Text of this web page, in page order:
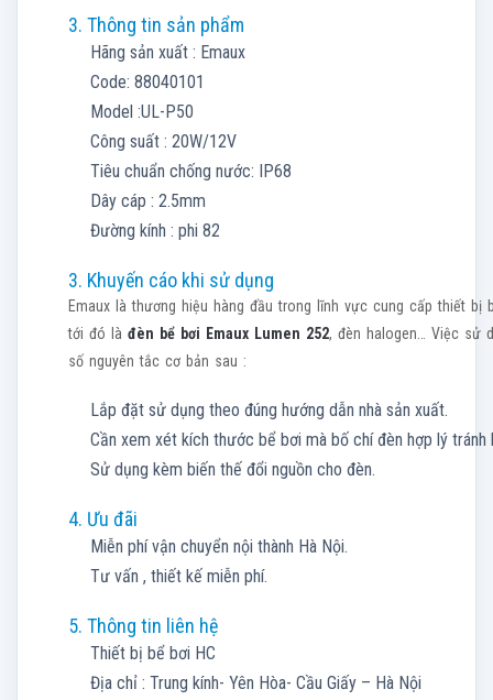
3. Thông tin sản phẩm
Hãng sản xuất : Emaux
Code: 88040101
Model :UL-P50
Công suất : 20W/12V
Tiêu chuẩn chống nước: IP68
Dây cáp : 2.5mm
Đường kính : phi 82
3. Khuyến cáo khi sử dụng
Emaux là thương hiệu hàng đầu trong lĩnh vực cung cấp thiết bị
tới đó là đèn bể bơi Emaux Lumen 252, đèn halogen… Việc sử
số nguyên tắc cơ bản sau :
Lắp đặt sử dụng theo đúng hướng dẫn nhà sản xuất.
Cần xem xét kích thước bể bơi mà bố chí đèn hợp lý tránh
Sử dụng kèm biến thế đổi nguồn cho đèn.
4. Ưu đãi
Miễn phí vận chuyển nội thành Hà Nội.
Tư vấn , thiết kế miễn phí.
5. Thông tin liên hệ
Thiết bị bể bơi HC
Địa chỉ : Trung kính- Yên Hòa- Cầu Giấy – Hà Nội